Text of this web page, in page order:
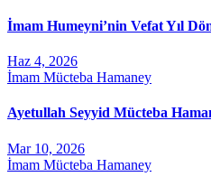
İmam Humeyni’nin Vefat Yıl
Haz 4, 2026
İmam Mücteba Hamaney
Ayetullah Seyyid Mücteba
Mar 10, 2026
İmam Mücteba Hamaney